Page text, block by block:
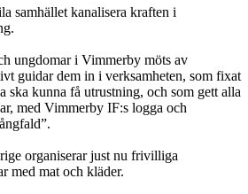
samhället kanalisera kraften i
ungdomar i Vimmerby möts av
guidar dem in i verksamheten, som fixat
ska kunna få utrustning, och som gett alla
med Vimmerby IF:s logga och
organiserar just nu frivilliga
med mat och kläder.